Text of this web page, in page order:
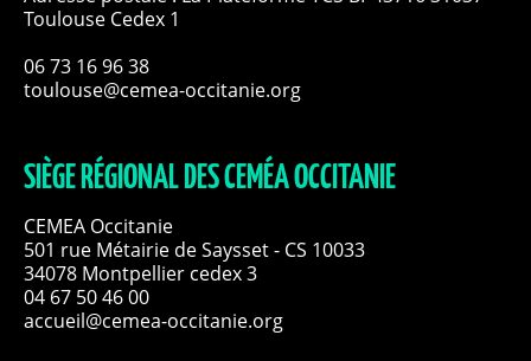
Toulouse Cedex 1
06 73 16 96 38
toulouse@cemea-occitanie.org
SIÈGE RÉGIONAL DES CEMÉA OCCITANIE
CEMEA Occitanie
501 rue Métairie de Saysset - CS 10033
34078 Montpellier cedex 3
04 67 50 46 00
accueil@cemea-occitanie.org